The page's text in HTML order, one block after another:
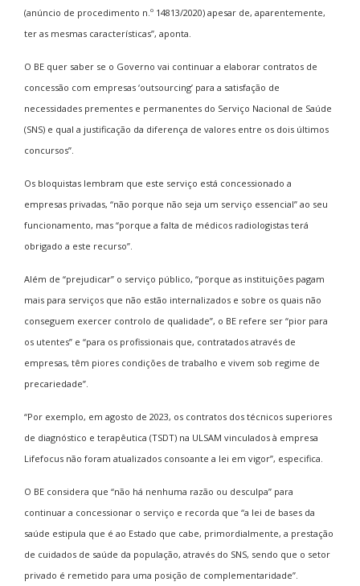
(anúncio de procedimento n.º 14813/2020) apesar de, aparentemente,
ter as mesmas características”, aponta.
O BE quer saber se o Governo vai continuar a elaborar contratos de
concessão com empresas ‘outsourcing’ para a satisfação de
necessidades prementes e permanentes do Serviço Nacional de Saúde
(SNS) e qual a justificação da diferença de valores entre os dois últimos
concursos”.
Os bloquistas lembram que este serviço está concessionado a
empresas privadas, “não porque não seja um serviço essencial” ao seu
funcionamento, mas “porque a falta de médicos radiologistas terá
obrigado a este recurso”.
Além de “prejudicar” o serviço público, “porque as instituições pagam
mais para serviços que não estão internalizados e sobre os quais não
conseguem exercer controlo de qualidade”, o BE refere ser “pior para
os utentes” e “para os profissionais que, contratados através de
empresas, têm piores condições de trabalho e vivem sob regime de
precariedade”.
“Por exemplo, em agosto de 2023, os contratos dos técnicos superiores
de diagnóstico e terapêutica (TSDT) na ULSAM vinculados à empresa
Lifefocus não foram atualizados consoante a lei em vigor”, especifica.
O BE considera que “não há nenhuma razão ou desculpa” para
continuar a concessionar o serviço e recorda que “a lei de bases da
saúde estipula que é ao Estado que cabe, primordialmente, a prestação
de cuidados de saúde da população, através do SNS, sendo que o setor
privado é remetido para uma posição de complementaridade”.